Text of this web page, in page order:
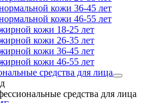
кожи 36-45 лет
кожи 46-55 лет
кожи 18-25 лет
кожи 26-35 лет
кожи 36-45 лет
кожи 46-55 лет
средства для лица
средства для лица